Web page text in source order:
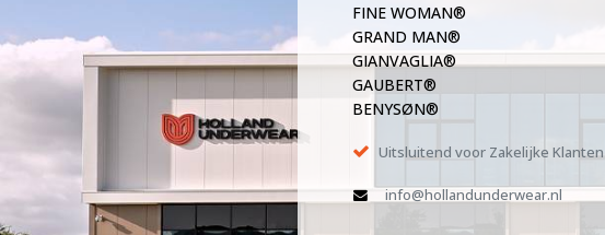
FINE WOMAN®
GRAND MAN®
GIANVAGLIA®
GAUBERT®
BENYSØN®
Uitsluitend voor Zakelijke Klanten
info@hollandunderwear.nl